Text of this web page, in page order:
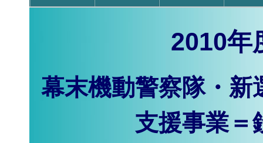
2010年
幕末機動警察隊・新
支援事業＝